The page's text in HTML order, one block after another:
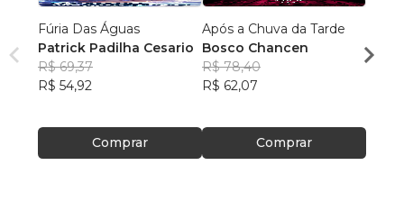
Fúria Das Águas
Patrick Padilha Cesario
R$ 69,37
R$ 54,92
Comprar
Após a Chuva da Tarde
Bosco Chancen
R$ 78,40
R$ 62,07
Comprar
R$